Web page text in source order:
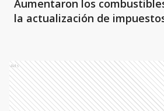
Aumentaron los
la actualización de
Ads